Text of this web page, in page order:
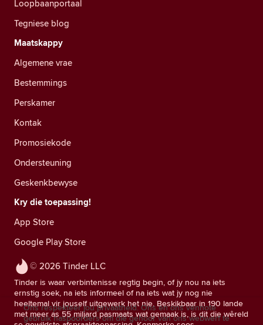
© 2026 Tinder LLC
Tinder is waar verbintenisse regtig begin, of jy nou na iets
ernstig soek, na iets informeel of na iets wat jy nog nie
heeltemal vir jouself uitgewerk het nie. Beskikbaar in 190 lande
met meer as 55 miljard pasmaats wat gemaak is, is dit die wêreld
Loopbaanportaal
Tegniese blog
Maatskappy
Algemene vrae
Bestemmings
Perskamer
Kontak
Promosiekode
Ondersteuning
Geskenkbewyse
Kry die toepassing!
App Store
Google Play Store
Ons respekteer jou privaatheid. Ons en ons vennote
gebruik naspoorders om die gehoor van ons webwerf te